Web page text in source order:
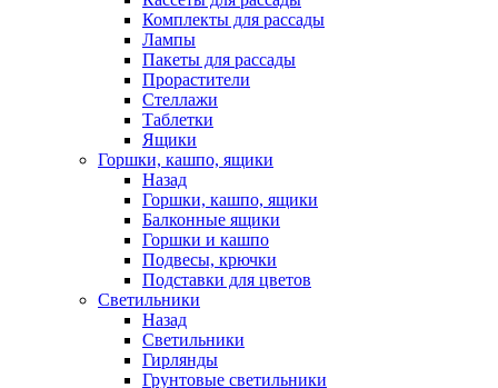
Комплекты для рассады
Лампы
Пакеты для рассады
Прорастители
Стеллажи
Таблетки
Ящики
Горшки, кашпо, ящики
Назад
Горшки, кашпо, ящики
Балконные ящики
Горшки и кашпо
Подвесы, крючки
Подставки для цветов
Светильники
Назад
Светильники
Гирлянды
Грунтовые светильники